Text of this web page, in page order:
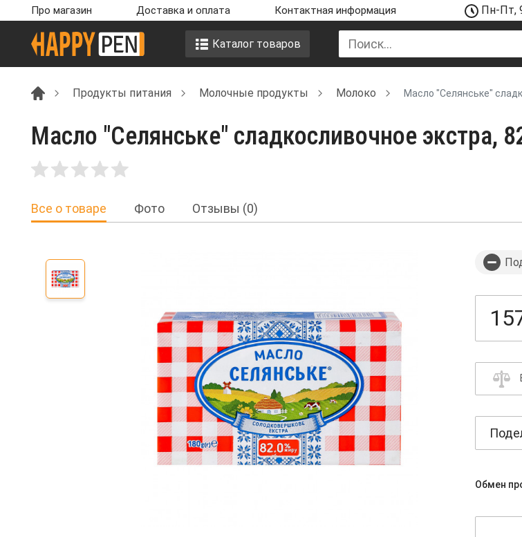
Про магазин Доставка и оплата Контактная информация Пн-Пт,
Каталог товаров
Продукты питания Молочные продукты Молоко Масло "Селянське"
Масло "Селянське" сладкосливочное экстра,
Все о товаре Фото Отзывы (0)
Обмен